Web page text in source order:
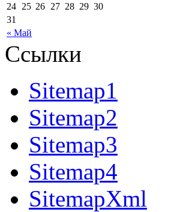
« Май
24 25 26 27 28 29 30
31
Ссылки
Sitemap1
Sitemap2
Sitemap3
Sitemap4
SitemapXml